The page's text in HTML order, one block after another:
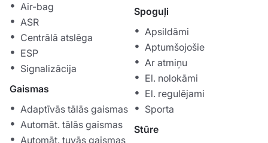
Air-bag
ASR
Centrālā atslēga
ESP
Signalizācija
Gaismas
Adaptīvās tālās gaismas
Automāt. tālās gaismas
Automāt. tuvās gaismas
Spoguļi
Apsildāmi
Aptumšojošie
Ar atmiņu
El. nolokāmi
El. regulējami
Sporta
Stūre